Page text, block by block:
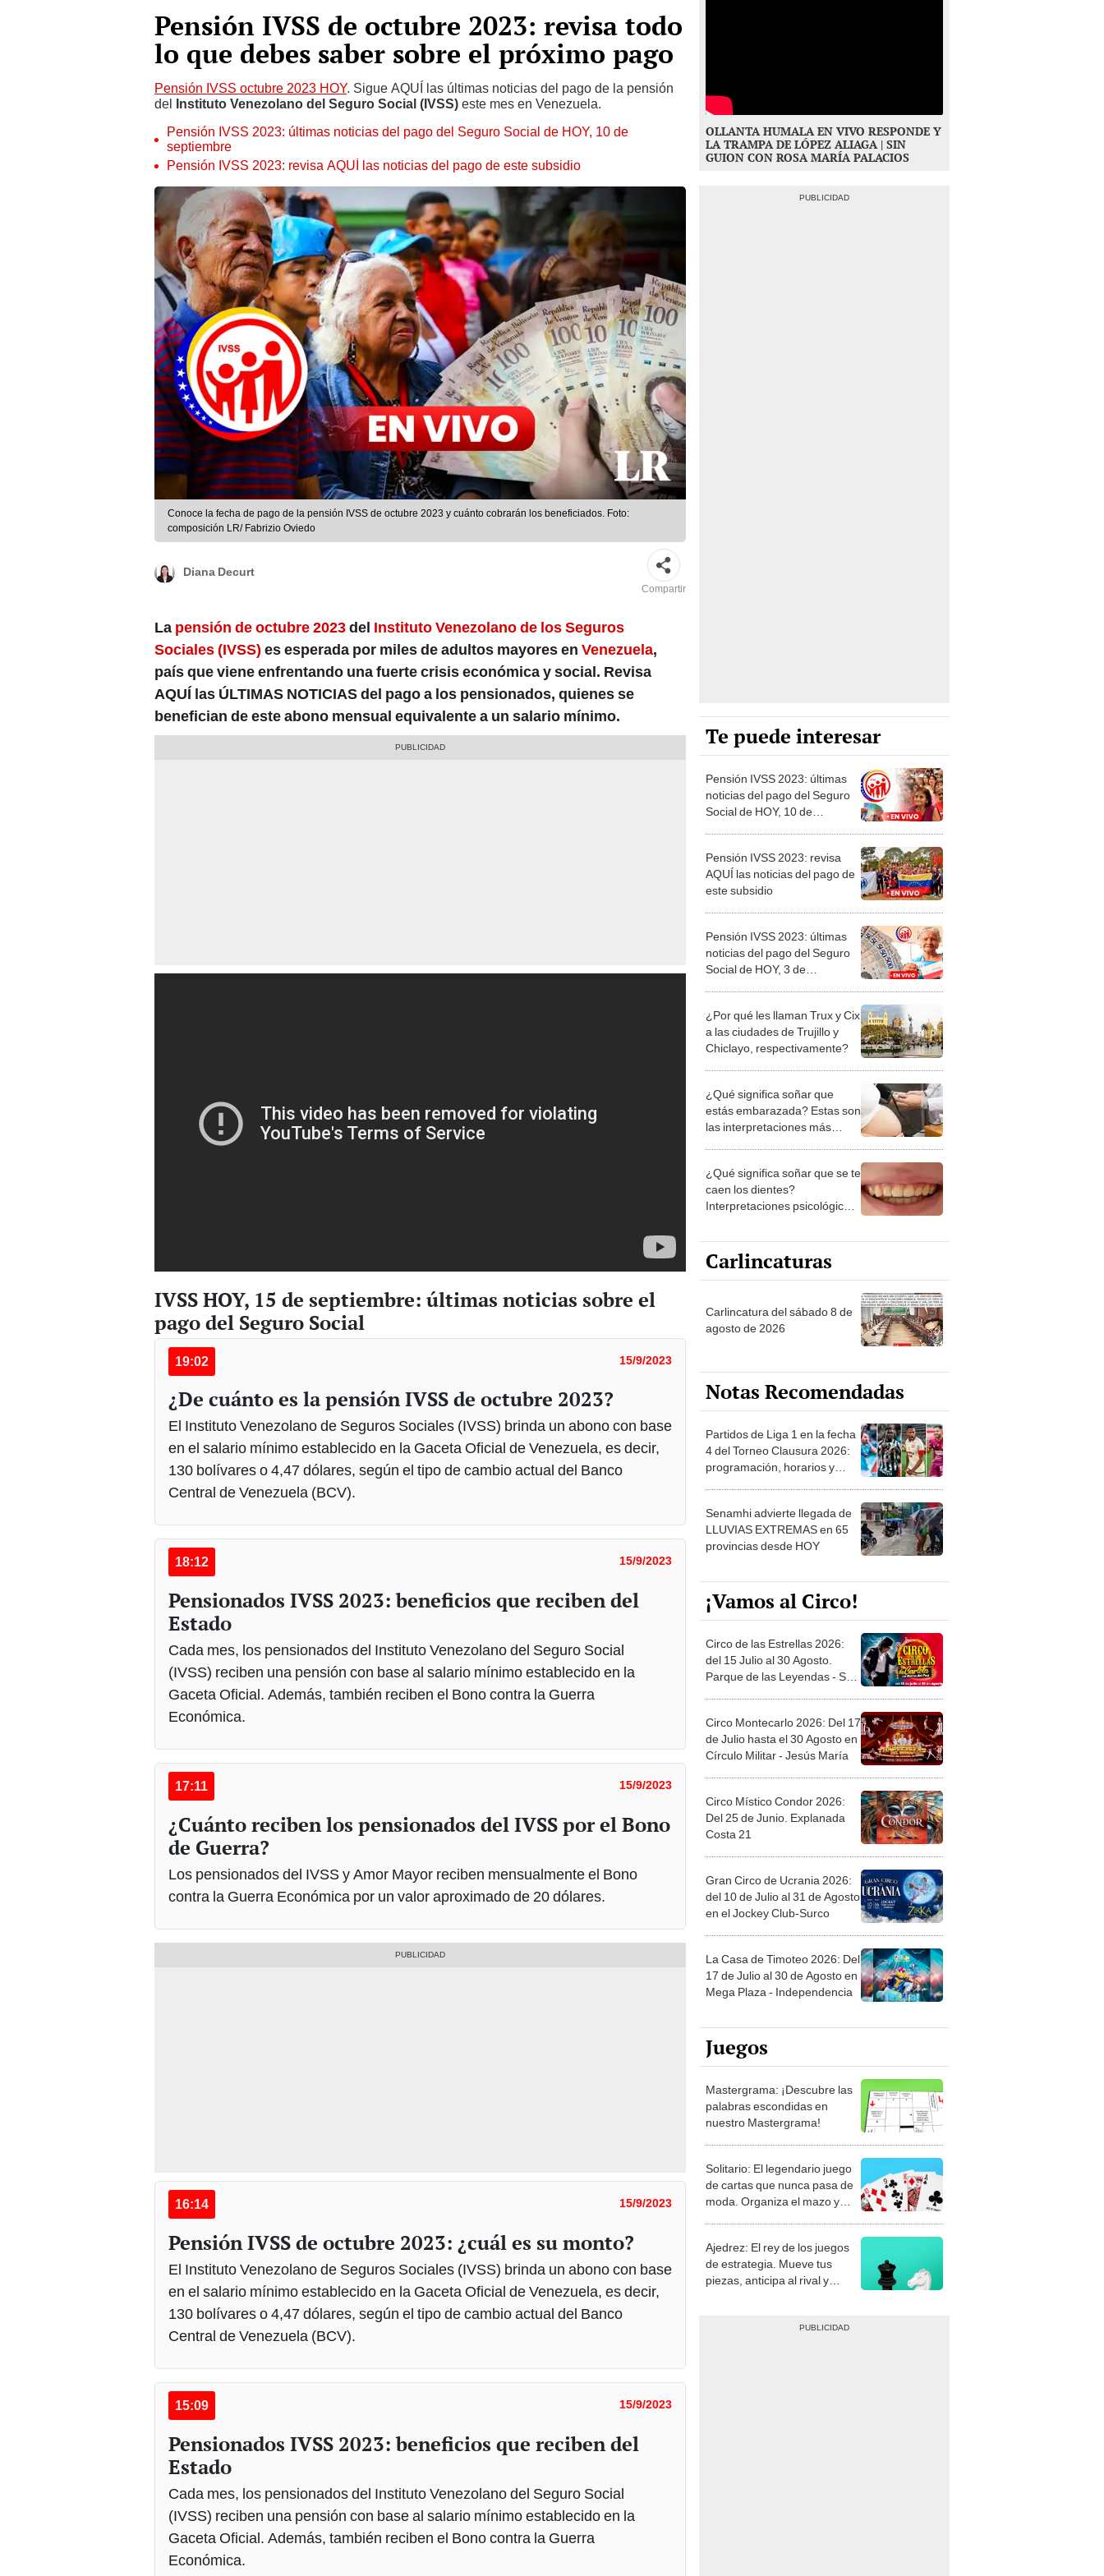
Pensión IVSS de octubre 2023: revisa todo
lo que debes saber sobre el próximo pago
Pensión IVSS octubre 2023 HOY. Sigue AQUÍ las últimas noticias del pago de la pensión
del Instituto Venezolano del Seguro Social (IVSS) este mes en Venezuela.
Pensión IVSS 2023: últimas noticias del pago del Seguro Social de HOY, 10 de
septiembre
Pensión IVSS 2023: revisa AQUÍ las noticias del pago de este subsidio
Conoce la fecha de pago de la pensión IVSS de octubre 2023 y cuánto cobrarán los beneficiados. Foto:
composición LR/ Fabrizio Oviedo
Diana Decurt
Compartir
La pensión de octubre 2023del Instituto Venezolano de los Seguros
Sociales (IVSS) es esperada por miles de adultos mayores en Venezuela,
país que viene enfrentando una fuerte crisis económica y social. Revisa
AQUÍ las ÚLTIMAS NOTICIAS del pago a los pensionados, quienes se
benefician de este abono mensual equivalente a un salario mínimo.
IVSS HOY, 15 de septiembre: últimas noticias sobre el
pago del Seguro Social
19:02 15/9/2023
¿De cuánto es la pensión IVSS de octubre 2023?
El Instituto Venezolano de Seguros Sociales (IVSS) brinda un abono con base
en el salario mínimo establecido en la Gaceta Oficial de Venezuela, es decir,
130 bolívares o 4,47 dólares, según el tipo de cambio actual del Banco
Central de Venezuela (BCV).
18:12 15/9/2023
Pensionados IVSS 2023: beneficios que reciben del
Estado
Cada mes, los pensionados del Instituto Venezolano del Seguro Social
(IVSS) reciben una pensión con base al salario mínimo establecido en la
Gaceta Oficial. Además, también reciben el Bono contra la Guerra
Económica.
17:11 15/9/2023
¿Cuánto reciben los pensionados del IVSS por el Bono
de Guerra?
Los pensionados del IVSS y Amor Mayor reciben mensualmente el Bono
contra la Guerra Económica por un valor aproximado de 20 dólares.
16:14 15/9/2023
Pensión IVSS de octubre 2023: ¿cuál es su monto?
El Instituto Venezolano de Seguros Sociales (IVSS) brinda un abono con base
en el salario mínimo establecido en la Gaceta Oficial de Venezuela, es decir,
130 bolívares o 4,47 dólares, según el tipo de cambio actual del Banco
Central de Venezuela (BCV).
15:09 15/9/2023
Pensionados IVSS 2023: beneficios que reciben del
Estado
Cada mes, los pensionados del Instituto Venezolano del Seguro Social
(IVSS) reciben una pensión con base al salario mínimo establecido en la
Gaceta Oficial. Además, también reciben el Bono contra la Guerra
Económica.
OLLANTA HUMALA EN VIVO RESPONDE Y
LA TRAMPA DE LÓPEZ ALIAGA | SIN
GUION CON ROSA MARÍA PALACIOS
Te puede interesar
Pensión IVSS 2023: últimas
noticias del pago del Seguro
Social de HOY, 10 de
Pensión IVSS 2023: revisa
AQUÍ las noticias del pago de
este subsidio
Pensión IVSS 2023: últimas
noticias del pago del Seguro
Social de HOY, 3 de
¿Por qué les llaman Trux y Cix
a las ciudades de Trujillo y
Chiclayo, respectivamente?
¿Qué significa soñar que
estás embarazada? Estas son
las interpretaciones más
¿Qué significa soñar que se te
caen los dientes?
Interpretaciones psicológicas
Carlincaturas
Carlincatura del sábado 8 de
agosto de 2026
Notas Recomendadas
Partidos de Liga 1 en la fecha
4 del Torneo Clausura 2026:
programación, horarios y
Senamhi advierte llegada de
LLUVIAS EXTREMAS en 65
provincias desde HOY
¡Vamos al Circo!
Circo de las Estrellas 2026:
del 15 Julio al 30 Agosto.
Parque de las Leyendas - San
Circo Montecarlo 2026: Del 17
de Julio hasta el 30 Agosto en
Círculo Militar - Jesús María
Circo Místico Condor 2026:
Del 25 de Junio. Explanada
Costa 21
Gran Circo de Ucrania 2026:
del 10 de Julio al 31 de Agosto
en el Jockey Club-Surco
La Casa de Timoteo 2026: Del
17 de Julio al 30 de Agosto en
Mega Plaza - Independencia
Juegos
Mastergrama: ¡Descubre las
palabras escondidas en
nuestro Mastergrama!
Solitario: El legendario juego
de cartas que nunca pasa de
moda. Organiza el mazo y
Ajedrez: El rey de los juegos
de estrategia. Mueve tus
piezas, anticipa al rival y